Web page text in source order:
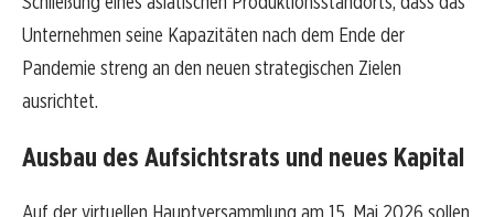
Unternehmen seine Kapazitäten nach dem Ende der
Pandemie streng an den neuen strategischen Zielen
ausrichtet.
Ausbau des Aufsichtsrats und neues Kapital